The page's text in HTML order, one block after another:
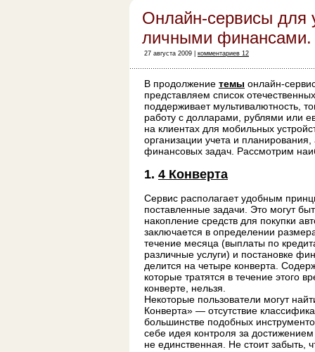
Онлайн-сервисы для
личными финансами.
27 августа 2009 | комментариев 12
В продолжение темы онлайн-
представляем список
поддерживает мультивалютность,
работу с долларами, рублями или
на клиентах для мобильных
организации учета и
финансовых задач. Рассмотрим
1. 4 Конверта
Сервис располагает удобным
поставленные задачи. Это могут
накопление средств для покупки
заключается в определении
течение месяца (выплаты по
различные услуги) и постановке
делится на четыре конверта.
которые тратятся в течение этого
конверте, нельзя.
Некоторые пользователи могут
Конверта» — отсутствие
большинстве подобных
себе идея контроля за
не единственная. Не стоит забыть,